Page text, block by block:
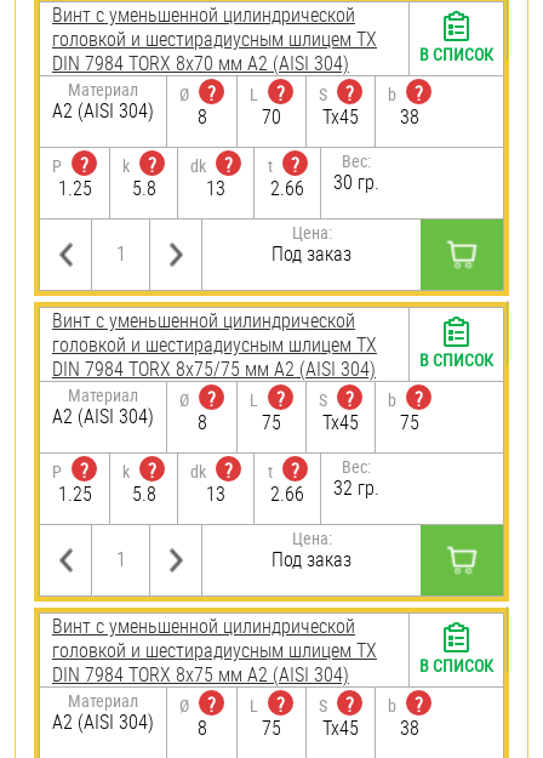
Винт с уменьшенной цилиндрической
головкой и шестирадиусным шлицем TX
DIN 7984 TORX 8х70 мм А2 (AISI 304)
Материал
А2 (AISI 304)
Ø
?
8
L
?
70
S
?
Tx45
b
?
38
P
?
1.25
k
?
5.8
dk
?
13
t
?
2.66
Вес:
30 гр.
Цена:
Под заказ
В СПИСОК
Винт с уменьшенной цилиндрической
головкой и шестирадиусным шлицем TX
DIN 7984 TORX 8х75/75 мм А2 (AISI 304)
Материал
А2 (AISI 304)
Ø
?
8
L
?
75
S
?
Tx45
b
?
75
P
?
1.25
k
?
5.8
dk
?
13
t
?
2.66
Вес:
32 гр.
Цена:
Под заказ
В СПИСОК
Винт с уменьшенной цилиндрической
головкой и шестирадиусным шлицем TX
DIN 7984 TORX 8х75 мм А2 (AISI 304)
Материал
А2 (AISI 304)
Ø
?
8
L
?
75
S
?
Tx45
b
?
38
В СПИСОК